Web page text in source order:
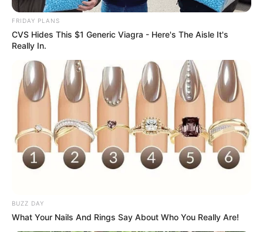
FRIDAY PLANS
CVS Hides This $1 Generic Viagra - Here's The Aisle It's
Really In.
BUZZ DAY
What Your Nails And Rings Say About Who You Really Are!